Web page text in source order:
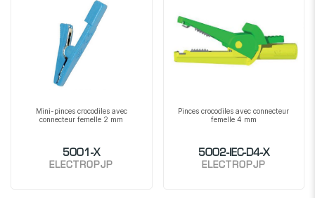
Mini-pinces crocodiles avec
connecteur femelle 2 mm
5001-X
ELECTROPJP
Pinces crocodiles avec connecteur
femelle 4 mm
5002-IEC-D4-X
ELECTROPJP